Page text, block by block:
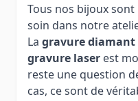
Tous nos bijoux sont
soin dans notre
La gravure diamant
gravure laser est
reste une question
cas, ce sont de